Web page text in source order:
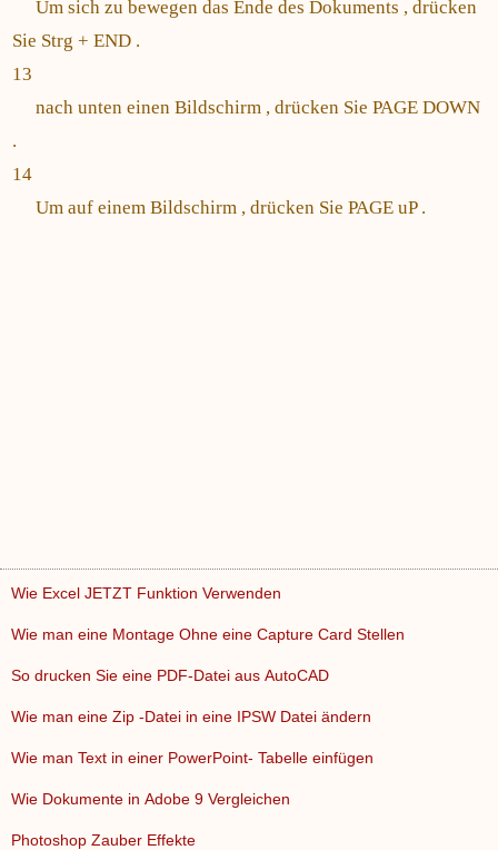
Um sich zu bewegen das Ende des Dokuments , drücken
Sie Strg + END .
13
nach unten einen Bildschirm , drücken Sie PAGE DOWN
.
14
Um auf einem Bildschirm , drücken Sie PAGE uP .
Wie Excel JETZT Funktion Verwenden
Wie man eine Montage Ohne eine Capture Card Stellen
So drucken Sie eine PDF-Datei aus AutoCAD
Wie man eine Zip -Datei in eine IPSW Datei ändern
Wie man Text in einer PowerPoint- Tabelle einfügen
Wie Dokumente in Adobe 9 Vergleichen
Photoshop Zauber Effekte